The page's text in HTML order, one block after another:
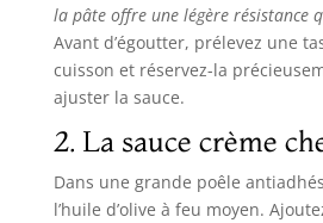
la pâte offre une légère résistance
Avant d’égoutter, prélevez une
cuisson et réservez-la
ajuster la sauce.
2. La sauce crème
Dans une grande poêle
l’huile d’olive à feu moyen.